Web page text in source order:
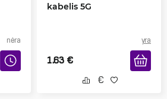
nėra
kabelis 5G
yra
1.63 €